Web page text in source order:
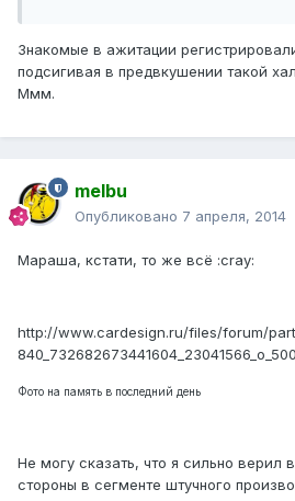
Знакомые в ажитации
подсигивая в предвкушении такой
Ммм.
melbu
Опубликовано 7 апреля, 2014
Мараша, кстати, то же всё :cray:
http://www.cardesign.ru/files/forum/
Фото на память в последний день
Не могу сказать, что я сильно верил
стороны в сегменте штучного